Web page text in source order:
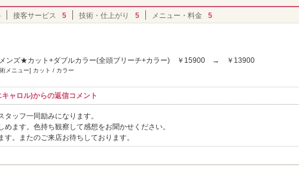
接客サービス 5 技術・仕上がり 5 メニュー・料金 5
ンズ★カット+ダブルカラー(全頭ブリーチ+カラー) ￥15900 → ￥13900
メニュー] カット / カラー
ャロル)からの返信コメント
ッフ一同励みになります。
ます。色持ち観察して感想をお聞かせください。
。またのご来店お待ちしております。